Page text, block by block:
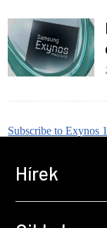
Subscribe to Exynos
Hírek